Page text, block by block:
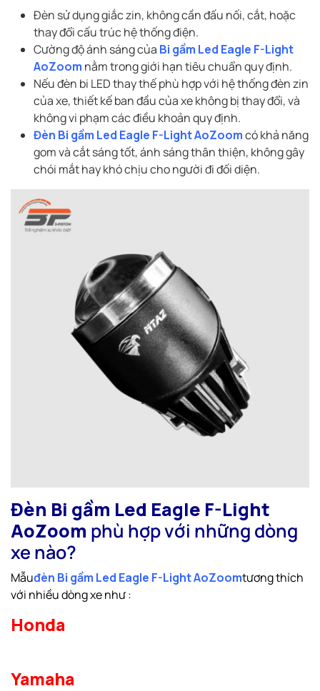
Đèn sử dụng giắc zin, không cần đấu nối, cắt, hoặc
thay đổi cấu trúc hệ thống điện.
Cường độ ánh sáng của Bi gầm Led Eagle F-Light
AoZoom nằm trong giới hạn tiêu chuẩn quy định.
Nếu đèn bi LED thay thế phù hợp với hệ thống đèn zin
của xe, thiết kế ban đầu của xe không bị thay đổi, và
không vi phạm các điều khoản quy định.
Đèn Bi gầm Led Eagle F-Light AoZoomcó khả năng
gom và cắt sáng tốt, ánh sáng thân thiện, không gây
chói mắt hay khó chịu cho người đi đối diện.
Đèn Bi gầm Led Eagle F-Light
AoZoom phù hợp với những dòng
xe nào?
Mẫuđèn Bi gầm Led Eagle F-Light AoZoomtương thích
với nhiều dòng xe như :
Honda
Yamaha